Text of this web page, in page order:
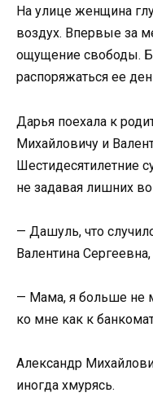
На улице женщина
воздух. Впервые за
ощущение свободы.
распоряжаться ее
Дарья поехала к
Михайловичу и
Шестидесятилетние
не задавая лишних
— Дашуль, что
Валентина
— Мама, я больше не
ко мне как к
Александр
иногда хмурясь.